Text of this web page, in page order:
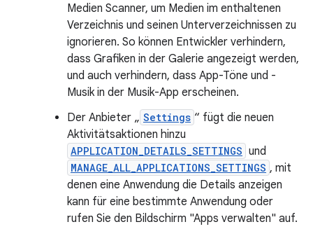
Medien Scanner, um Medien im enthaltenen
Verzeichnis und seinen Unterverzeichnissen zu
ignorieren. So können Entwickler verhindern,
dass Grafiken in der Galerie angezeigt werden,
und auch verhindern, dass App-Töne und -
Musik in der Musik-App erscheinen.
Der Anbieter „ Settings “ fügt die neuen
Aktivitätsaktionen hinzu
APPLICATION_DETAILS_SETTINGS und
MANAGE_ALL_APPLICATIONS_SETTINGS , mit
denen eine Anwendung die Details anzeigen
kann für eine bestimmte Anwendung oder
rufen Sie den Bildschirm "Apps verwalten" auf.